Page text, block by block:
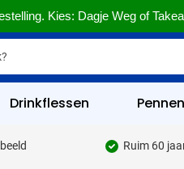
Kies: Dagje Weg of
Drinkflessen Pennen
Ruim 60